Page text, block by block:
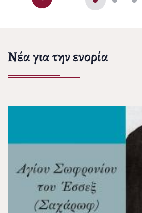
Νέα για την ενορία